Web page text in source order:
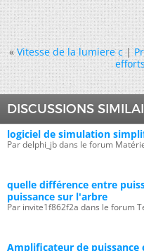
« Vitesse de la lumiere c|
DISCUSSIONS
logiciel de simulation
Par delphi_jb dans le forum
quelle différence entre
puissance sur l'arbre
Par invite1f862f2a dans le forum
Amplificateur de puissance